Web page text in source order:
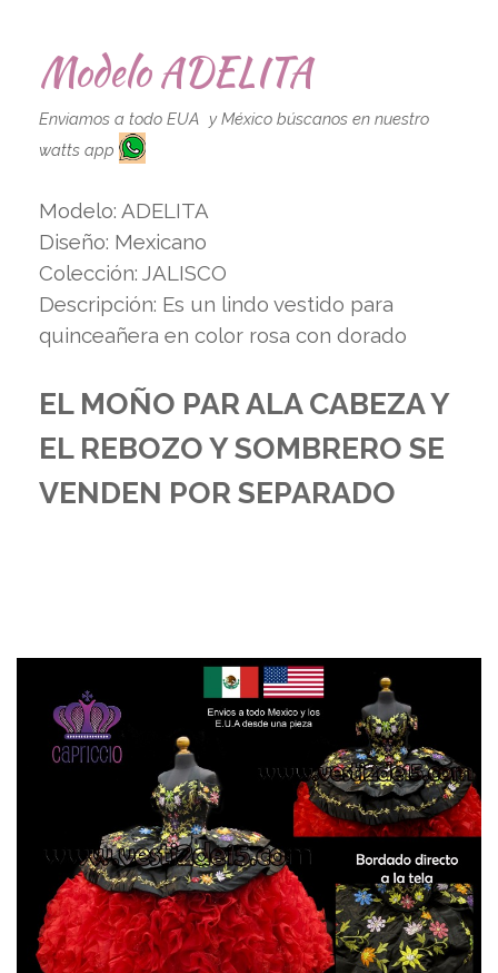
Modelo ADELITA
Enviamos a todo EUA y México búscanos en nuestro
watts app
Modelo: ADELITA
Diseño: Mexicano
Colección: JALISCO
Descripción: Es un lindo vestido para
quinceañera en color rosa con dorado
EL MOÑO PAR ALA CABEZA Y
EL REBOZO Y SOMBRERO SE
VENDEN POR SEPARADO